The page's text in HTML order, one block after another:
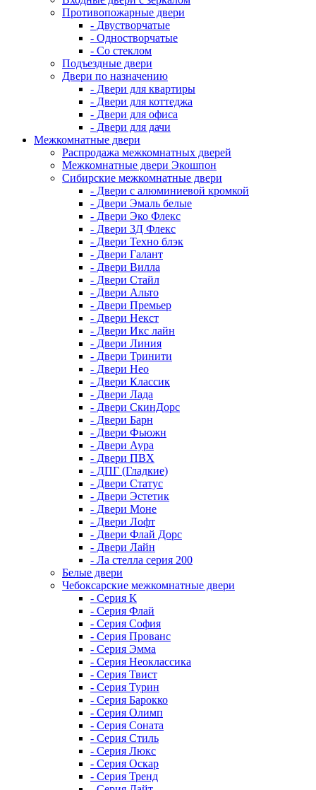
Противопожарные двери
- Двустворчатые
- Одностворчатые
- Со стеклом
Подъездные двери
Двери по назначению
- Двери для квартиры
- Двери для коттеджа
- Двери для офиса
- Двери для дачи
Межкомнатные двери
Распродажа межкомнатных дверей
Межкомнатные двери Экошпон
Сибирские межкомнатные двери
- Двери с алюминиевой кромкой
- Двери Эмаль белые
- Двери Эко Флекс
- Двери 3Д Флекс
- Двери Техно блэк
- Двери Галант
- Двери Вилла
- Двери Стайл
- Двери Альто
- Двери Премьер
- Двери Некст
- Двери Икс лайн
- Двери Линия
- Двери Тринити
- Двери Нео
- Двери Классик
- Двери Лада
- Двери СкинДорс
- Двери Барн
- Двери Фьюжн
- Двери Аура
- Двери ПВХ
- ДПГ (Гладкие)
- Двери Статус
- Двери Эстетик
- Двери Моне
- Двери Лофт
- Двери Флай Дорс
- Двери Лайн
- Ла стелла серия 200
Белые двери
Чебоксарские межкомнатные двери
- Серия К
- Серия Флай
- Серия София
- Серия Прованс
- Серия Эмма
- Серия Неоклассика
- Серия Твист
- Серия Турин
- Серия Барокко
- Серия Олимп
- Серия Соната
- Серия Стиль
- Серия Люкс
- Серия Оскар
- Серия Тренд